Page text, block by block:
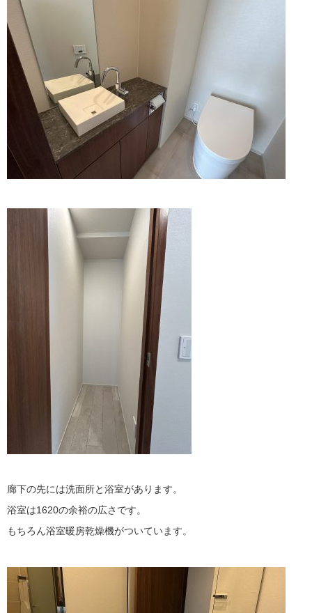
廊下の先には洗面所と浴室があります。
浴室は1620の余裕の広さです。
もちろん浴室暖房乾燥機がついています。